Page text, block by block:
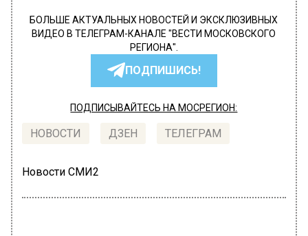
БОЛЬШЕ АКТУАЛЬНЫХ НОВОСТЕЙ И ЭКСКЛЮЗИВНЫХ
ВИДЕО В ТЕЛЕГРАМ-КАНАЛЕ "ВЕСТИ МОСКОВСКОГО
РЕГИОНА".
ПОДПИШИСЬ!
ПОДПИСЫВАЙТЕСЬ НА МОСРЕГИОН:
НОВОСТИ ДЗЕН ТЕЛЕГРАМ
Новости СМИ2